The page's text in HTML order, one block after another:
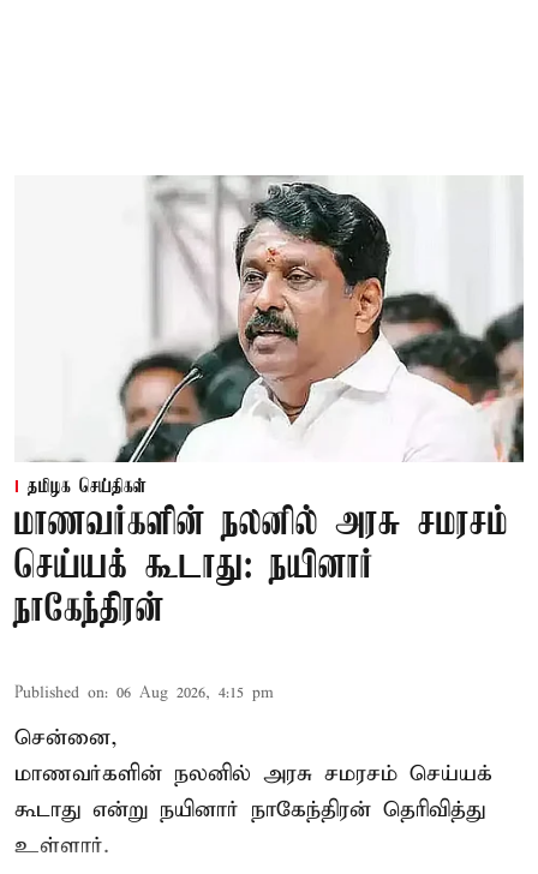
தமிழக செய்திகள்
மாணவர்களின் நலனில் அரசு சமரசம்
செய்யக் கூடாது: நயினார்
நாகேந்திரன்
Published on: 06 Aug 2026, 4:15 pm
சென்னை,
மாணவர்களின் நலனில் அரசு சமரசம் செய்யக்
கூடாது என்று நயினார் நாகேந்திரன் தெரிவித்து
உள்ளார்.